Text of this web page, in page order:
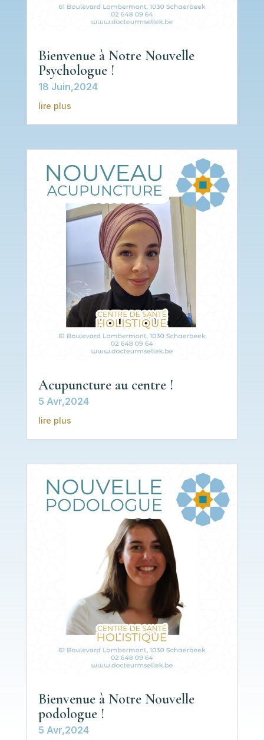
Bienvenue à Notre Nouvelle
Psychologue !
18 Juin,2024
lire plus
Acupuncture au centre !
5 Avr,2024
lire plus
Bienvenue à Notre Nouvelle
podologue !
5 Avr,2024